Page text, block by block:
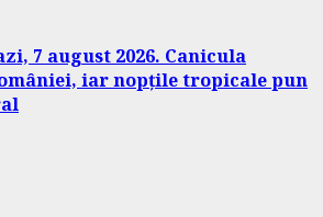
7 august 2026. Canicula
iar nopțile tropicale pun